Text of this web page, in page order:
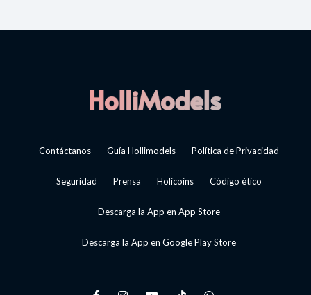
Contáctanos Guía Hollimodels Política de Privacidad
Seguridad Prensa Holicoins Código ético
Descarga la App en App Store
Descarga la App en Google Play Store